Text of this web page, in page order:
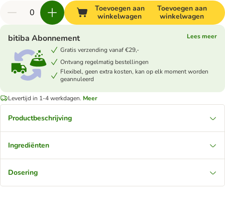
Toevoegen aan
winkelwagen
Toevoegen aan
winkelwagen
bitiba Abonnement
Lees meer
Gratis verzending vanaf €29,-
Ontvang regelmatig bestellingen
Flexibel, geen extra kosten, kan op elk moment worden
geannuleerd
Levertijd in 1-4 werkdagen. Meer
Productbeschrijving
Ingrediënten
Dosering